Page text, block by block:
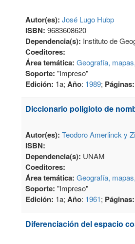
Autor(es): José Lugo Hubp
ISBN: 9683608620
Dependencia(s): Instituto de
Coeditores:
Área temática: Geografía,
Soporte: "Impreso"
Edición: 1a; Año: 1989; Páginas:
Diccionario poligloto de
Autor(es): Teodoro Amerlinck y
ISBN:
Dependencia(s): UNAM
Coeditores:
Área temática: Geografía,
Soporte: "Impreso"
Edición: 1a; Año: 1961; Páginas:
Diferenciación del espacio